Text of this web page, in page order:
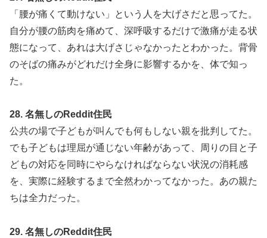
「腰が痛くて動けない」という人を大げさだと思ってた。
自分が腰の筋肉を痛めて、深呼吸するだけで激痛が走る状
態になって、あれは大げさじゃなかったとわかった。背骨
のそばの痛みがどれだけ全身に影響するかを、体で知っ
た。
28. 名無しのReddit住民
公共の場で子どもが叫んでも何もしない親を批判してた。
でも子どもは理屈が通じない年齢があって、周りの目と子
どもの対応を同時にやらなければならない状況の消耗感
を、実際に経験するまで全然わかってなかった。あの親た
ちは全力だった。
29. 名無しのReddit住民